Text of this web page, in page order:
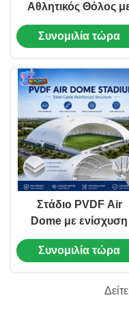
Αθλητικός Θόλος
Αέρα για Σχολικό
Γυμνάσιο και
Αθλητική Αίθουσα
Συνομιλία τώρα
Στάδιο PVDF Air
Dome με ενίσχυση
από ατσάλινα
καλώδια για έργα
μεγάλων χώρων
Συνομιλία τώρα